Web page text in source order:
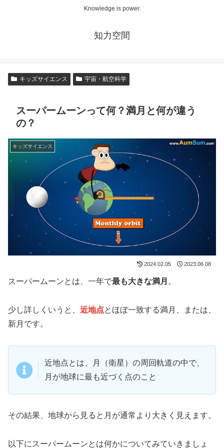
Knowledge is power.
知力空間
キッズサイエンス 宇宙・航空科学
スーパームーンって何？満月と何が違う
の？
キッズサイエンス
2024.02.05 2023.06.08
スーパームーンとは、一年で最も大きな満月 。
少し詳しくいうと、 近地点とほぼ一致する満月、または、
新月です。
近地点とは、月（衛星）の周回軌道の中で、
月が地球に最も近づく点のこと
その結果、地球から見ると月が通常より大きく見えます。
以下にスーパームーンとは何かについてみていきましょ